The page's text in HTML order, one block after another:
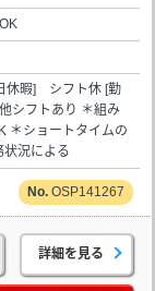
休暇] シフト休 [勤
シフトあり ＊組み
＊ショートタイムの
況による
OSP141267
詳細を見る